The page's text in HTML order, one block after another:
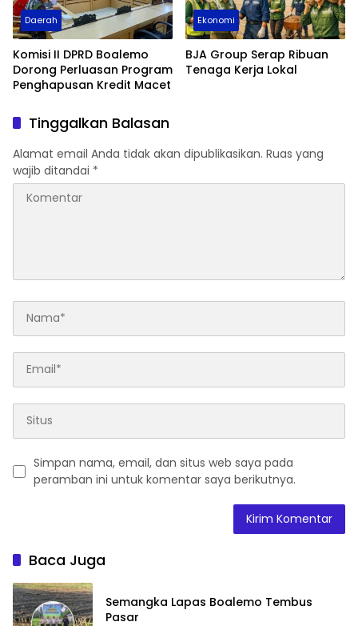
Daerah
Komisi II DPRD Boalemo
Dorong Perluasan Program
Penghapusan Kredit Macet
Ekonomi
BJA Group Serap Ribuan
Tenaga Kerja Lokal
Tinggalkan Balasan
Alamat email Anda tidak akan dipublikasikan. Ruas yang
wajib ditandai *
Simpan nama, email, dan situs web saya pada
peramban ini untuk komentar saya berikutnya.
Baca Juga
Semangka Lapas Boalemo Tembus
Pasar